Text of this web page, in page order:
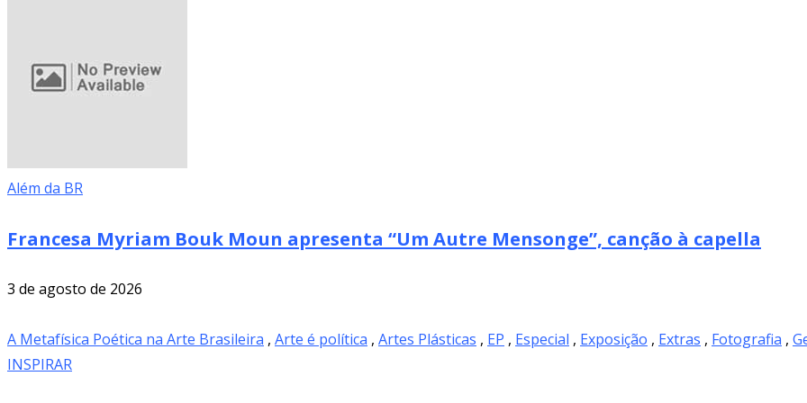
Além da BR
Francesa Myriam Bouk Moun apresenta “Um Autre Mensonge”, canção à capella
3 de agosto de 2026
A Metafísica Poética na Arte Brasileira , Arte é política , Artes Plásticas , EP , Especial , Exposição , Extras , Fotografia ,
INSPIRAR